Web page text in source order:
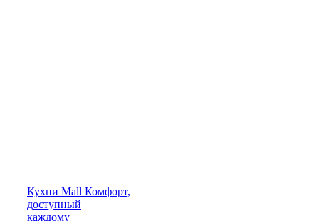
Кухни Mall Комфорт,
доступный
каждому